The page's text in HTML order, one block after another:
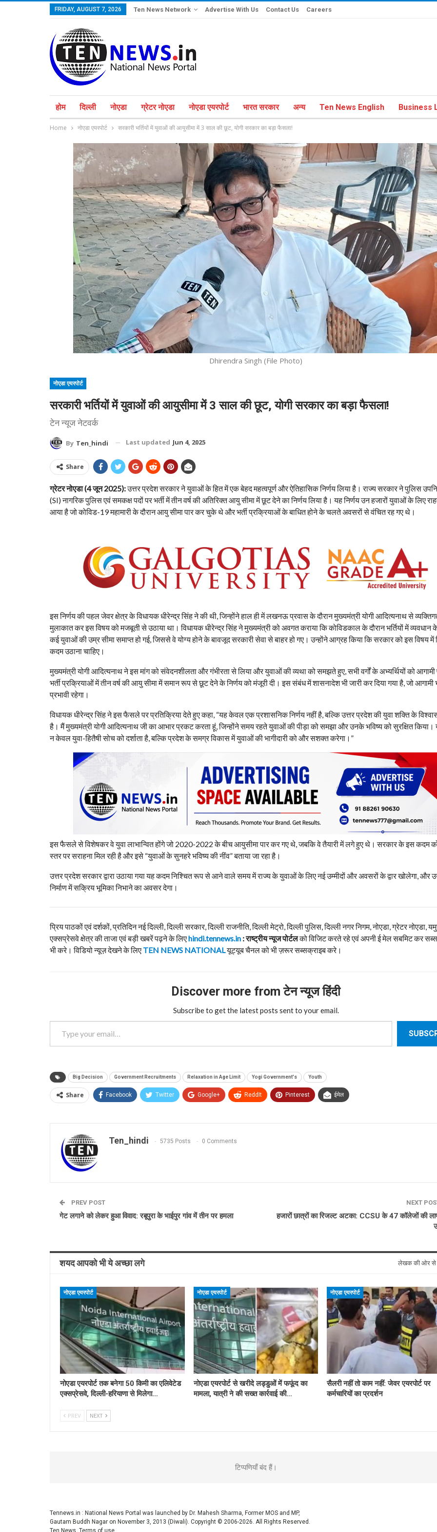
FRIDAY, AUGUST 7, 2026 Ten News Network Advertise With Us Contact Us Careers
होम दिल्ली नोएडा ग्रेटर नोएडा नोएडा एयरपोर्ट भारत सरकार अन्य Ten News English Business
Home नोएडा एयरपोर्ट सरकारी भर्तियों में युवाओं की आयुसीमा में 3 साल की छूट, योगी सरकार का बड़ा फैसला!
Dhirendra Singh (File Photo)
नोएडा एयरपोर्ट
सरकारी भर्तियों में युवाओं की आयुसीमा में 3 साल की छूट, योगी सरकार का बड़ा फैसला!
टेन न्यूज नेटवर्क
By Ten_hindi Last updated Jun 4, 2025
Share
ग्रेटर नोएडा (4 जून 2025):उत्तर प्रदेश सरकार ने युवाओं के हित में एक बेहद महत्वपूर्ण और ऐतिहासिक निर्णय लिया है। राज्य सरकार ने पुलिस
(SI) नागरिक पुलिस एवं समकक्ष पदों पर भर्ती में तीन वर्ष की अतिरिक्त आयु सीमा में छूट देने का निर्णय लिया है। यह निर्णय उन हजारों युवाओं के लिए
आया है जो कोविड-19 महामारी के दौरान आयु सीमा पार कर चुके थे और भर्ती प्रक्रियाओं के बाधित होने के चलते अवसरों से वंचित रह गए थे।
इस निर्णय की पहल जेवर क्षेत्र के विधायक धीरेन्द्र सिंह ने की थी, जिन्होंने हाल ही में लखनऊ प्रवास के दौरान मुख्यमंत्री योगी आदित्यनाथ से
मुलाकात कर इस विषय को मजबूती से उठाया था। विधायक धीरेन्द्र सिंह ने मुख्यमंत्री को अवगत कराया कि कोविडकाल के दौरान भर्तियों में व्यवधान
कई युवाओं की उम्र सीमा समाप्त हो गई, जिससे वे योग्य होने के बावजूद सरकारी सेवा से बाहर हो गए। उन्होंने आग्रह किया कि सरकार को इस विषय में
कदम उठाना चाहिए।
मुख्यमंत्री योगी आदित्यनाथ ने इस मांग को संवेदनशीलता और गंभीरता से लिया और युवाओं की व्यथा को समझते हुए, सभी वर्गों के अभ्यर्थियों को
भर्ती प्रक्रियाओं में तीन वर्ष की आयु सीमा में समान रूप से छूट देने के निर्णय को मंजूरी दी। इस संबंध में शासनादेश भी जारी कर दिया गया है, जो आगामी
प्रभावी रहेगा।
विधायक धीरेन्द्र सिंह ने इस फैसले पर प्रतिक्रिया देते हुए कहा, “यह केवल एक प्रशासनिक निर्णय नहीं है, बल्कि उत्तर प्रदेश की युवा शक्ति के
है। मैं मुख्यमंत्री योगी आदित्यनाथ जी का आभार प्रकट करता हूं, जिन्होंने समय रहते युवाओं की पीड़ा को समझा और उनके भविष्य को सुरक्षित किया।
न केवल युवा-हितैषी सोच को दर्शाता है, बल्कि प्रदेश के समग्र विकास में युवाओं की भागीदारी को और सशक्त करेगा।”
इस फैसले से विशेषकर वे युवा लाभान्वित होंगे जो 2020-2022 के बीच आयुसीमा पार कर गए थे, जबकि वे तैयारी में लगे हुए थे। सरकार के इस कदम
स्तर पर सराहना मिल रही है और इसे “युवाओं के सुनहरे भविष्य की नींव” बताया जा रहा है।
उत्तर प्रदेश सरकार द्वारा उठाया गया यह कदम निश्चित रूप से आने वाले समय में राज्य के युवाओं के लिए नई उम्मीदों और अवसरों के द्वार खोलेगा, और
निर्माण में सक्रिय भूमिका निभाने का अवसर देगा।
प्रिय पाठकों एवं दर्शकों, प्रतिदिन नई दिल्ली, दिल्ली सरकार, दिल्ली राजनीति, दिल्ली मेट्रो, दिल्ली पुलिस, दिल्ली नगर निगम, नोएडा, ग्रेटर नोएडा,
एक्सप्रेसवे क्षेत्र की ताजा एवं बड़ी खबरें पढ़ने के लिएhindi.tennews.in : राष्ट्रीय न्यूज पोर्टलको विजिट करते रहे एवं अपनी ई मेल सबमिट कर
भी करे। विडियो न्यूज़ देखने के लिए TEN NEWS NATIONAL यूट्यूब चैनल को भी ज़रूर सब्सक्राइब करे।
Discover more from टेन न्यूज हिंदी
Subscribe to get the latest posts sent to your email.
Type your email…
Big Decision Government Recruitments Relaxation in Age Limit Yogi Government's Youth
Share Facebook Twitter Google+ ReddIt Pinterest ईमेल
Ten_hindi 5735 Posts 0 Comments
PREV POST
गेट लगाने को लेकर हुआ विवाद: रबूपुरा के भाईपुर गांव में तीन पर हमला
NEXT
हजारों छात्रों का रिजल्ट अटका: CCSU के 47 कॉलेजों की
शयद आपको भी ये अच्छा लगे लेखक की ओर से
नोएडा एयरपोर्ट
नोएडा एयरपोर्ट तक बनेगा 50 किमी का एलिवेटेड
एक्सप्रेसवे, दिल्ली-हरियाणा से मिलेगा…
नोएडा एयरपोर्ट
नोएडा एयरपोर्ट से खरीदे लड्डुओं में फफूंद का
मामला, यात्री ने की सख्त कार्रवाई की…
नोएडा एयरपोर्ट
सैलरी नहीं तो काम नहीं: जेवर एयरपोर्ट पर
कर्मचारियों का प्रदर्शन
PREV NEXT
टिप्पणियाँ बंद हैं।
Tennews.in : National News Portal was launched by Dr. Mahesh Sharma, Former MOS and MP,
Gautam Buddh Nagar on November 3, 2013 (Diwali). Copyright © 2006-2026. All Rights Reserved.